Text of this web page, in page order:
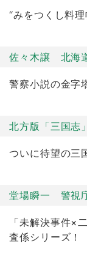
“みをつくし料
佐々木譲 北海
警察小説の金字
北方版「三国志
ついに待望の三
堂場瞬一 警視
「未解決事件×
査係シリーズ！